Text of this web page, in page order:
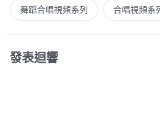
舞蹈合唱視頻系列 合唱視頻系
發表迴響